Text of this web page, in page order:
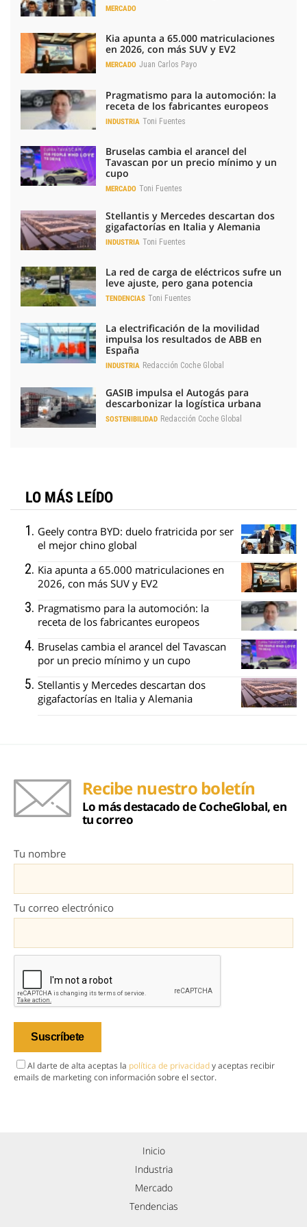
MERCADO
Kia apunta a 65.000 matriculaciones
en 2026, con más SUV y EV2
MERCADO Juan Carlos Payo
Pragmatismo para la automoción: la
receta de los fabricantes europeos
INDUSTRIA Toni Fuentes
Bruselas cambia el arancel del
Tavascan por un precio mínimo y un
cupo
MERCADO Toni Fuentes
Stellantis y Mercedes descartan dos
gigafactorías en Italia y Alemania
INDUSTRIA Toni Fuentes
La red de carga de eléctricos sufre un
leve ajuste, pero gana potencia
TENDENCIAS Toni Fuentes
La electrificación de la movilidad
impulsa los resultados de ABB en
España
INDUSTRIA Redacción Coche Global
GASIB impulsa el Autogás para
descarbonizar la logística urbana
SOSTENIBILIDAD Redacción Coche Global
LO MÁS LEÍDO
Geely contra BYD: duelo fratricida por ser
el mejor chino global
Kia apunta a 65.000 matriculaciones en
2026, con más SUV y EV2
Pragmatismo para la automoción: la
receta de los fabricantes europeos
Bruselas cambia el arancel del Tavascan
por un precio mínimo y un cupo
Stellantis y Mercedes descartan dos
gigafactorías en Italia y Alemania
Recibe nuestro boletín
Lo más destacado de CocheGlobal, en
tu correo
Tu nombre
Tu correo electrónico
Al darte de alta aceptas la política de privacidady aceptas recibir
emails de marketing con información sobre el sector.
Inicio
Industria
Mercado
Tendencias